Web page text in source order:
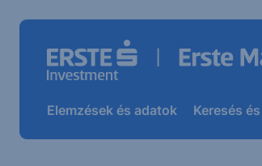
Elemzések és adatok Keresés